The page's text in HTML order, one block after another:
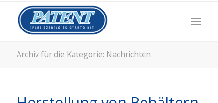
Archiv für die Kategorie: Nachrichten